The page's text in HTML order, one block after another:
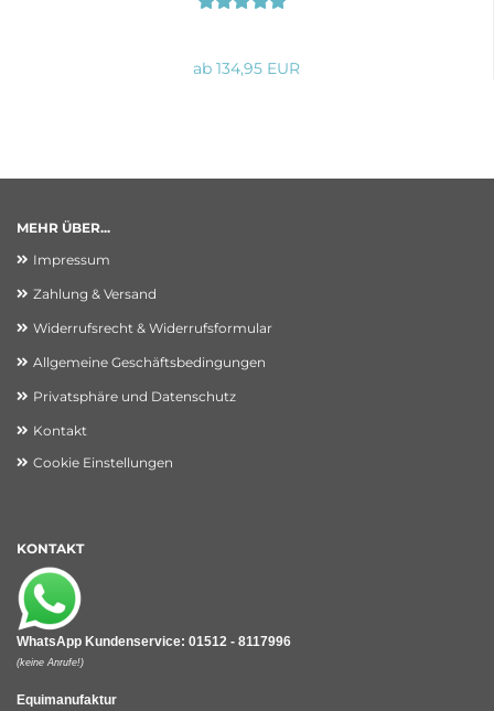
ab 134,95 EUR
MEHR ÜBER...
Impressum
Zahlung & Versand
Widerrufsrecht & Widerrufsformular
Allgemeine Geschäftsbedingungen
Privatsphäre und Datenschutz
Kontakt
Cookie Einstellungen
KONTAKT
WhatsApp Kundenservice: 01512 - 8117996
(keine Anrufe!)
Equimanufaktur